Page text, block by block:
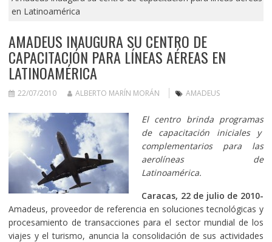
en Latinoamérica
AMADEUS INAUGURA SU CENTRO DE
CAPACITACIÓN PARA LÍNEAS AÉREAS EN
LATINOAMÉRICA
22/07/2010 ALBERTO MARÍN MORÁN AMADEUS
El centro brinda programas
de capacitación iniciales y
complementarios para las
aerolíneas de
Latinoamérica.
Caracas, 22 de julio de 2010-
Amadeus, proveedor de referencia en soluciones tecnológicas y
procesamiento de transacciones para el sector mundial de los
viajes y el turismo, anuncia la consolidación de sus actividades